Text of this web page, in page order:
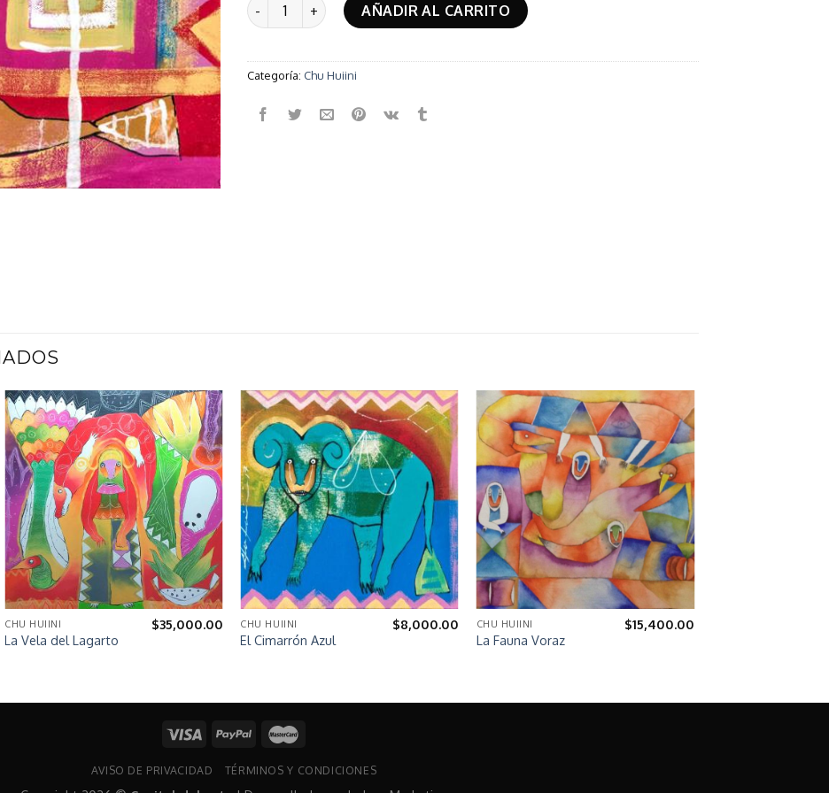
AÑADIR AL CARRITO
Categoría: Chu Huiini
CHU HUIINI
La Vela del Lagarto
$35,000.00 CHU HUIINI
El Cimarrón Azul
$8,000.00 CHU HUIINI
La Fauna Voraz
$15,400.00
AVISO DE PRIVACIDAD TÉRMINOS Y CONDICIONES